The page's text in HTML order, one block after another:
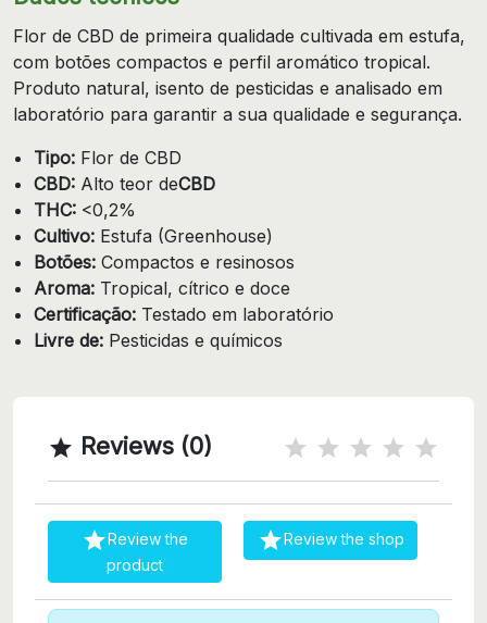
Flor de CBD de primeira qualidade cultivada em estufa,
com botões compactos e perfil aromático tropical.
Produto natural, isento de pesticidas e analisado em
laboratório para garantir a sua qualidade e segurança.
Tipo: Flor de CBD
CBD: Alto teor deCBD
THC: <0,2%
Cultivo: Estufa (Greenhouse)
Botões: Compactos e resinosos
Aroma: Tropical, cítrico e doce
Certificação: Testado em laboratório
Livre de: Pesticidas e químicos
 Reviews (0)
Review the
product
Review the shop